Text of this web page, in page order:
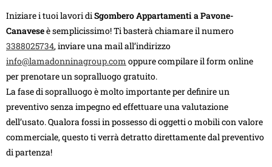
Iniziare i tuoi lavori di Sgombero Appartamenti a Pavone-
Canaveseè semplicissimo! Ti basterà chiamare il numero
3388025734, inviare una mail all’indirizzo
info@lamadonninagroup.com oppure compilare il form online
per prenotare un sopralluogo gratuito.
La fase di sopralluogo è molto importante per definire un
preventivo senza impegno ed effettuare una valutazione
dell’usato. Qualora fossi in possesso di oggetti o mobili con valore
commerciale, questo ti verrà detratto direttamente dal preventivo
di partenza!